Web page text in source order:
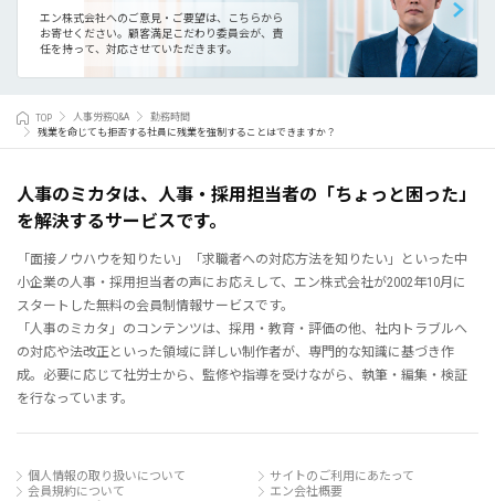
エン株式会社へのご意見・ご要望は、こちらから
お寄せください。 顧客満足こだわり委員会が、責
任を持って、対応させていただきます。
TOP 人事労務Q&A
勤務時間
残業を命じても拒否する社員に残業を強制することはできますか？
人事のミカタは、人事・採用担当者の「ちょっと困った」
を解決するサービスです。
「面接ノウハウを知りたい」「求職者への対応方法を知りたい」といった中
小企業の人事・採用担当者の声にお応えして、エン株式会社が2002年10月に
スタートした無料の会員制情報サービスです。
「人事のミカタ」のコンテンツは、採用・教育・評価の他、社内トラブルへ
の対応や法改正といった領域に詳しい制作者が、専門的な知識に基づき作
成。必要に応じて社労士から、監修や指導を受けながら、執筆・編集・検証
を行なっています。
個人情報の取り扱いについて
サイトのご利用にあたって
会員規約について
エン会社概要